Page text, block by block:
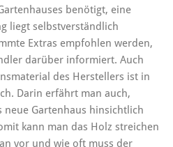
benötigt, eine
liegt selbstverständlich
Extras empfohlen werden,
darüber informiert. Auch
des Herstellers ist in
Darin erfährt man auch,
Gartenhaus hinsichtlich
kann man das Holz streichen
vor und wie oft muss der